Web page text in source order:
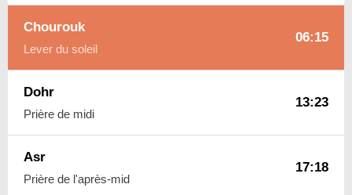
Chourouk
Lever du soleil
06:15
Dohr
Prière de midi
13:23
Asr
Prière de l'après-mid
17:18